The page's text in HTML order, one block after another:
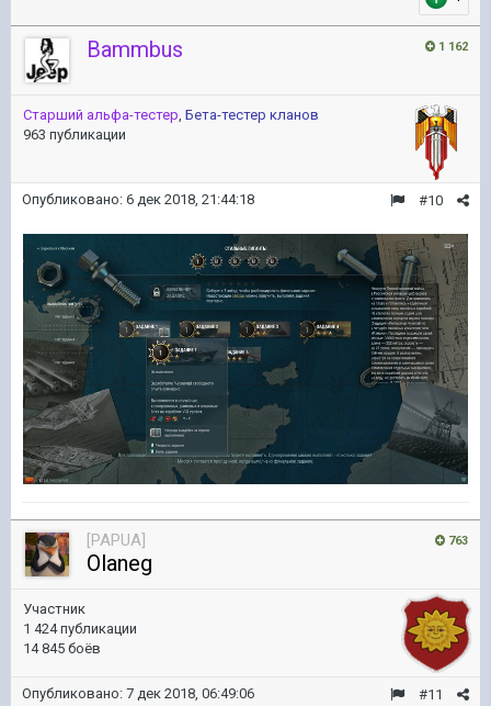
1 162
Bammbus
Старший альфа-тестер, Бета-тестер кланов
963 публикации
#10
Опубликовано: 6 дек 2018, 21:44:18
763
[PAPUA]
Olaneg
Участник
1 424 публикации
14 845 боёв
#11
Опубликовано: 7 дек 2018, 06:49:06